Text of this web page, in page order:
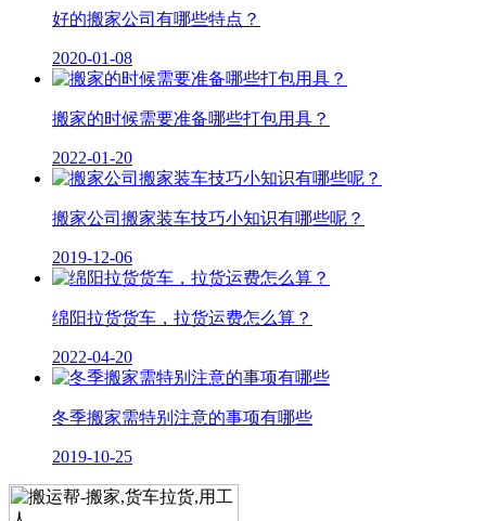
好的搬家公司有哪些特点？
2020-01-08
搬家的时候需要准备哪些打包用具？
2022-01-20
搬家公司搬家装车技巧小知识有哪些呢？
2019-12-06
绵阳拉货货车，拉货运费怎么算？
2022-04-20
冬季搬家需特别注意的事项有哪些
2019-10-25